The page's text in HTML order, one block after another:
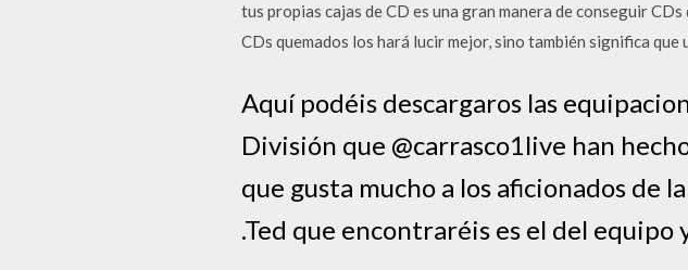
tus propias cajas de CD es una gran manera de conseguir
CDs quemados los hará lucir mejor, sino también significa
Aquí podéis descargaros las
División que @carrasco1live han
que gusta mucho a los aficionados de
.Ted que encontraréis es el del